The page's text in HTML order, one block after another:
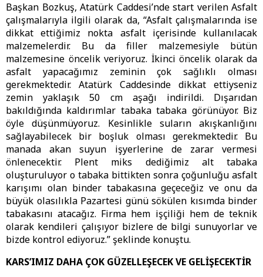
Başkan Bozkuş, Atatürk Caddesi’nde start verilen Asfalt
çalışmalarıyla ilgili olarak da, “Asfalt çalışmalarında ise
dikkat ettiğimiz nokta asfalt içerisinde kullanılacak
malzemelerdir. Bu da filler malzemesiyle bütün
malzemesine öncelik veriyoruz. İkinci öncelik olarak da
asfalt yapacağımız zeminin çok sağlıklı olması
gerekmektedir. Atatürk Caddesinde dikkat ettiyseniz
zemin yaklaşık 50 cm aşağı indirildi. Dışarıdan
bakıldığında kaldırımlar tabaka tabaka görünüyor. Biz
öyle düşünmüyoruz. Kesinlikle suların akışkanlığını
sağlayabilecek bir boşluk olması gerekmektedir. Bu
manada akan suyun işyerlerine de zarar vermesi
önlenecektir. Plent miks dediğimiz alt tabaka
oluşturuluyor o tabaka bittikten sonra çoğunluğu asfalt
karışımı olan binder tabakasına geçeceğiz ve onu da
büyük olasılıkla Pazartesi günü sökülen kısımda binder
tabakasını atacağız. Firma hem işçiliği hem de teknik
olarak kendileri çalışıyor bizlere de bilgi sunuyorlar ve
bizde kontrol ediyoruz.” şeklinde konuştu.
KARS’IMIZ DAHA ÇOK GÜZELLEŞECEK VE GELİŞECEKTİR